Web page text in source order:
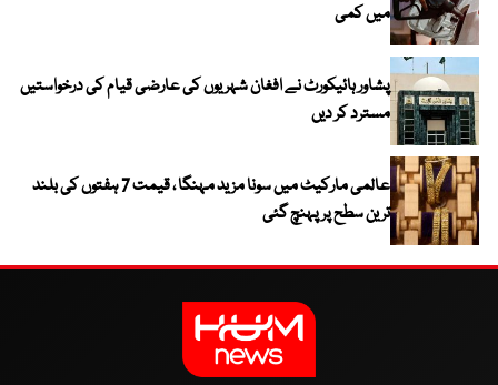
میں کمی
پشاور ہائیکورٹ نے افغان شہریوں کی عارضی قیام کی درخواستیں
مسترد کر دیں
عالمی مارکیٹ میں سونا مزید مہنگا ، قیمت 7 ہفتوں کی بلند
ترین سطح پر پہنچ گئی